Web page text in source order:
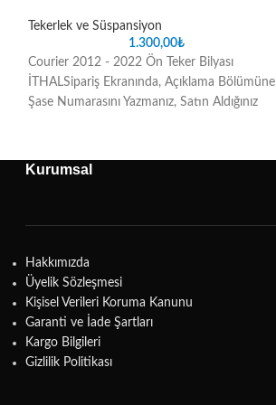
Tekerlek ve Süspansiyon
1.300,00₺
Courier 2012 - 2022 Ön Teker Bilyası
İTHALSipariş Ekranında, Açıklama Bölümüne
Şase Numarasını Yazmanız, Satın Aldığınız
Kurumsal
Hakkımızda
Üyelik Sözleşmesi
Kişisel Verileri Koruma Kanunu
Garanti ve İade Şartları
Kargo Bilgileri
Gizlilik Politikası